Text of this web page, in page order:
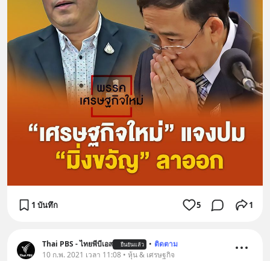
1 บันทึก 5 1
Thai PBS - ไทยพีบีเอส ยืนยันแล้ว • ติดตาม
10 ก.พ. 2021 เวลา 11:08 • หุ้น & เศรษฐกิจ